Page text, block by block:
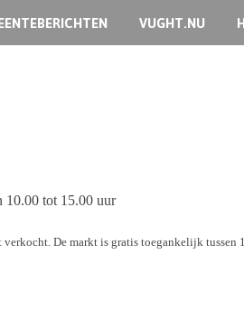
VUGHT.NU
10.00 tot 15.00 uur
De markt is gratis toegankelijk